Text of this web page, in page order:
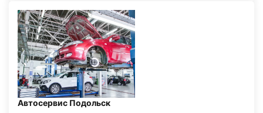
Автосервис Подольск